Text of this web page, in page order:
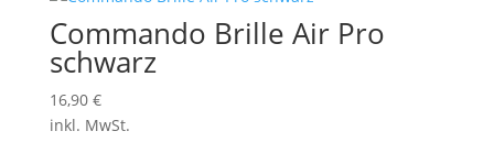
Commando Brille Air Pro
schwarz
16,90 €
inkl. MwSt.